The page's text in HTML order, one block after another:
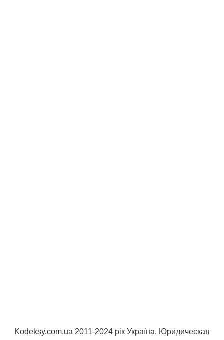
Kodeksy.com.ua 2011-2024 рік Україна. Юридическая